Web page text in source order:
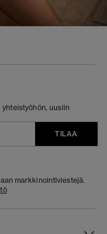
uusiin
TILAA
markkinointiviestejä.